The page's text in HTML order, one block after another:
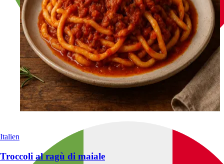
Italien
Troccoli al ragù di maiale